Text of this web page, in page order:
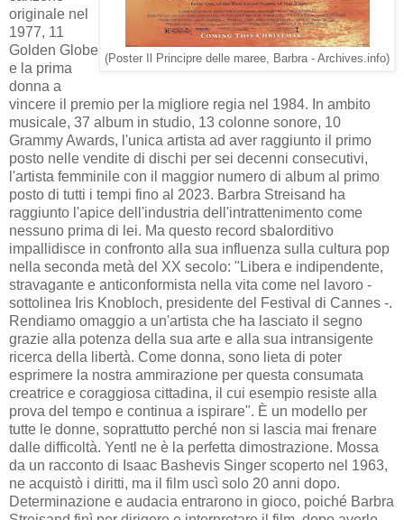
(Poster Il Principre delle maree, Barbra - Archives.info)
originale nel
1977, 11
Golden Globe
e la prima
donna a
vincere il premio per la migliore regia nel 1984. In ambito
musicale, 37 album in studio, 13 colonne sonore, 10
Grammy Awards, l'unica artista ad aver raggiunto il primo
posto nelle vendite di dischi per sei decenni consecutivi,
l'artista femminile con il maggior numero di album al primo
posto di tutti i tempi fino al 2023. Barbra Streisand ha
raggiunto l'apice dell'industria dell'intrattenimento come
nessuno prima di lei. Ma questo record sbalorditivo
impallidisce in confronto alla sua influenza sulla cultura pop
nella seconda metà del XX secolo: "Libera e indipendente,
stravagante e anticonformista nella vita come nel lavoro -
sottolinea Iris Knobloch, presidente del Festival di Cannes -.
Rendiamo omaggio a un'artista che ha lasciato il segno
grazie alla potenza della sua arte e alla sua intransigente
ricerca della libertà. Come donna, sono lieta di poter
esprimere la nostra ammirazione per questa consumata
creatrice e coraggiosa cittadina, il cui esempio resiste alla
prova del tempo e continua a ispirare". È un modello per
tutte le donne, soprattutto perché non si lascia mai frenare
dalle difficoltà. Yentl ne è la perfetta dimostrazione. Mossa
da un racconto di Isaac Bashevis Singer scoperto nel 1963,
ne acquistò i diritti, ma il film uscì solo 20 anni dopo.
Determinazione e audacia entrarono in gioco, poiché Barbra